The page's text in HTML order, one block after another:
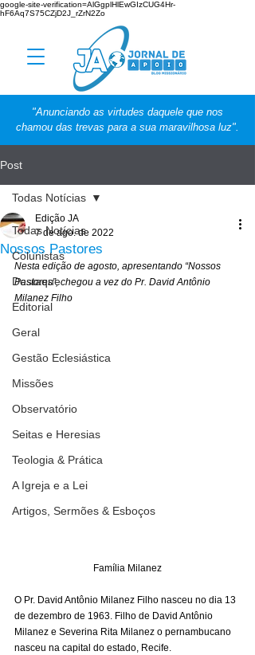
google-site-verification=AlGgplHlEwGIzCUG4Hr-
hF6Aq7S75CZjD2J_rZrN2Zo
"Anunciando as virtudes daquele que nos
chamou das trevas para a sua maravilhosa luz".
Post
Todas Notícias
Colunistas
Destaque
Editorial
Geral
Gestão Eclesiástica
Missões
Observatório
Seitas e Heresias
Teologia & Prática
A Igreja e a Lei
Artigos, Sermões & Esboços
Todas Notícias
Nossos Pastores
Edição JA
7 de ago. de 2022
Nesta edição de agosto, apresentando “Nossos
Pastores”, chegou a vez do Pr. David Antônio
Milanez Filho
Família Milanez
O Pr. David Antônio Milanez Filho nasceu no dia 13
de dezembro de 1963. Filho de David Antônio
Milanez e Severina Rita Milanez o pernambucano
nasceu na capital do estado, Recife.